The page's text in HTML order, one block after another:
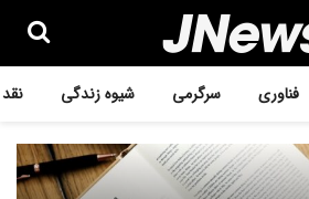
فناوری سرگرمی شیوه زندگی